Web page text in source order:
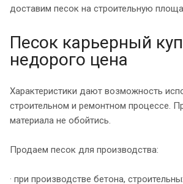
доставим песок на строительную
Песок карьерный
недорого цена
Характеристики дают возможность
строительном и ремонтном процессе.
материала не обойтись.
Продаем песок для производства:
· при производстве бетона,